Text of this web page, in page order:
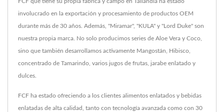
involucrado en la exportación y procesamiento de productos OEM
durante más de 30 años. Además, "Miramar", "KULA" y "Lord Duke" son
nuestra propia marca. No solo producimos series de Aloe Vera y Coco,
sino que también desarrollamos activamente Mangostán, Hibisco,
concentrado de Tamarindo, varios jugos de frutas, jarabe enlatado y
dulces.
FCF ha estado ofreciendo a los clientes alimentos enlatados y bebidas
enlatadas de alta calidad, tanto con tecnología avanzada como con 30